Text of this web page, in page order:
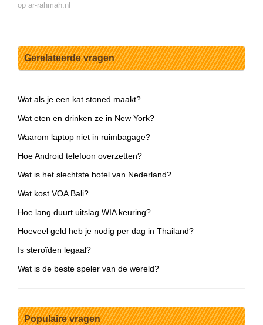
op ar-rahmah.nl
Gerelateerde vragen
Wat als je een kat stoned maakt?
Wat eten en drinken ze in New York?
Waarom laptop niet in ruimbagage?
Hoe Android telefoon overzetten?
Wat is het slechtste hotel van Nederland?
Wat kost VOA Bali?
Hoe lang duurt uitslag WIA keuring?
Hoeveel geld heb je nodig per dag in Thailand?
Is steroïden legaal?
Wat is de beste speler van de wereld?
Populaire vragen